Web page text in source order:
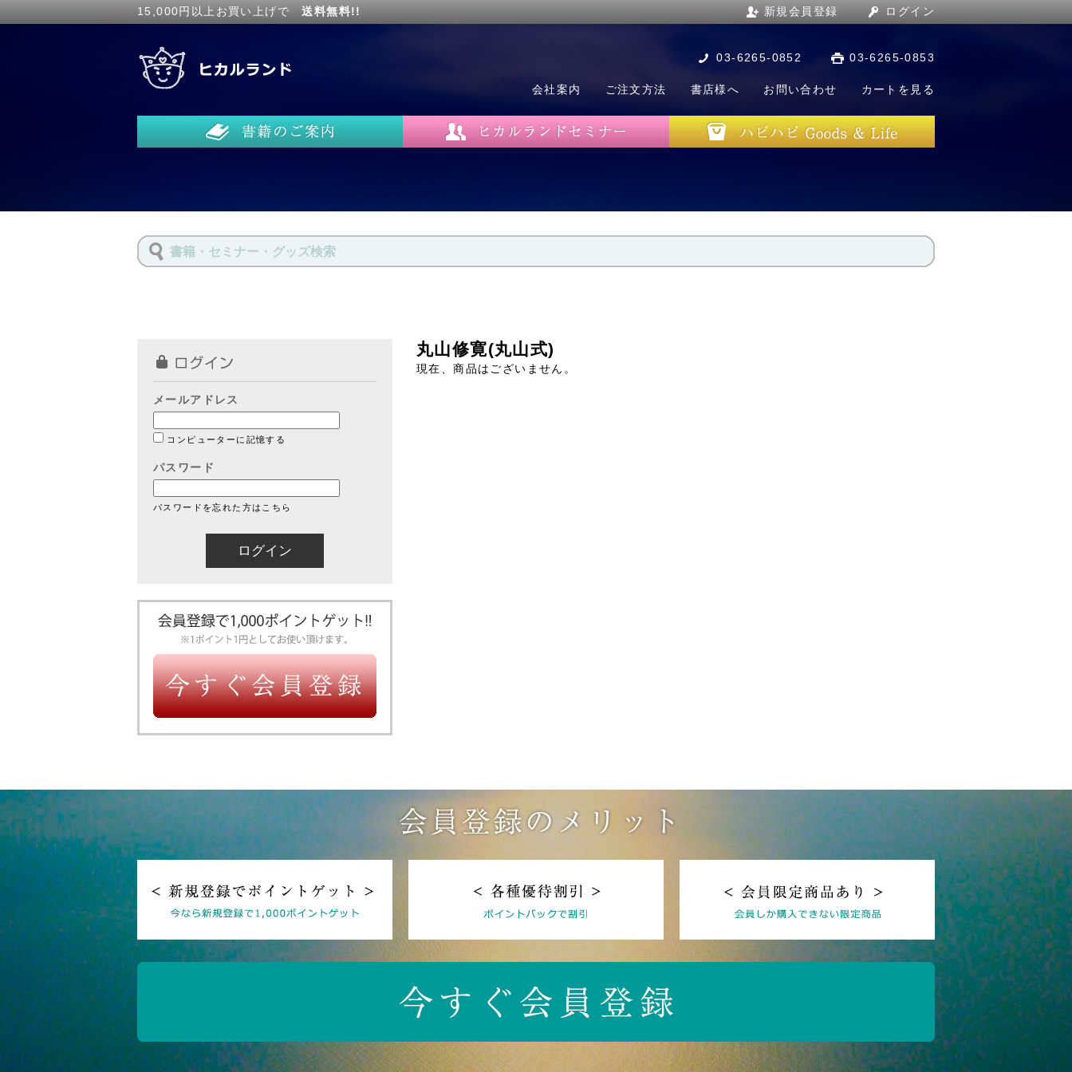
新規会員登録 ログイン
15,000円以上お買い上げで送料無料!!
03-6265-0852 03-6265-0853
会社案内 ご注文方法 書店様へ お問い合わせ カートを見る
メールアドレス
コンピューターに記憶する
パスワード
パスワードを忘れた方はこちら
丸山修寛(丸山式)
現在、商品はございません。